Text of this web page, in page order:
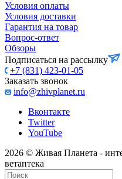
Условия оплаты
Условия доставки
Гарантия на товар
Вопрос-ответ
Обзоры
Подписаться на рассылку
+7 (831) 423-01-05
Заказать звонок
info@zhivplanet.ru
Вконтакте
Twitter
YouTube
2026 © Живая Планета -
ветаптека